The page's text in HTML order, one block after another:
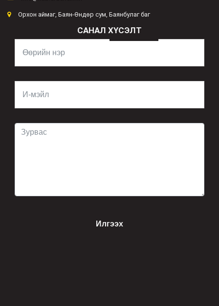
Орхон аймаг, Баян-Өндөр сум, Баянбулаг баг
САНАЛ ХҮСЭЛТ
Илгээх